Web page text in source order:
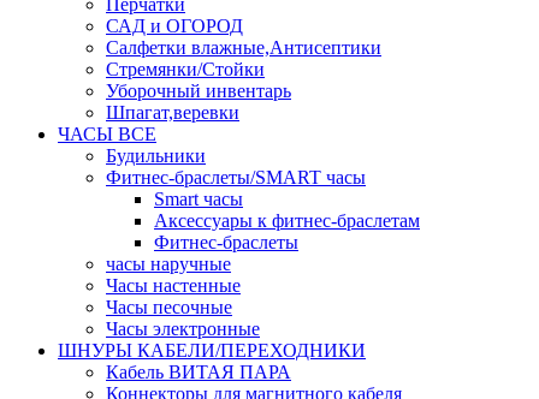
Перчатки
САД и ОГОРОД
Салфетки влажные,Антисептики
Стремянки/Стойки
Уборочный инвентарь
Шпагат,веревки
ЧАСЫ ВСЕ
Будильники
Фитнес-браслеты/SMART часы
Smart часы
Аксессуары к фитнес-браслетам
Фитнес-браслеты
часы наручные
Часы настенные
Часы песочные
Часы электронные
ШНУРЫ КАБЕЛИ/ПЕРЕХОДНИКИ
Кабель ВИТАЯ ПАРА
Коннекторы для магнитного кабеля